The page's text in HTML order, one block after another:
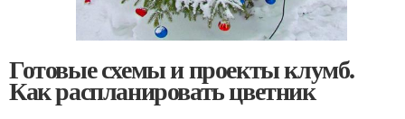
Готовые схемы и проекты клумб.
Как распланировать цветник